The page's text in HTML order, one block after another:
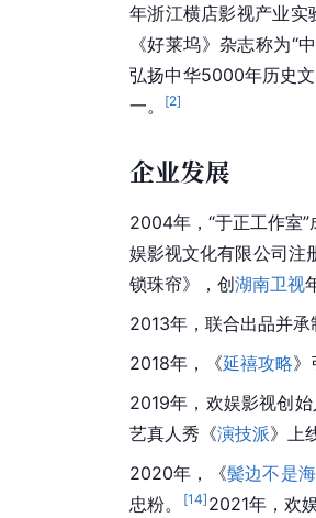
年浙江横店影视产业实
《好莱坞》杂志称为“
弘扬中华5000年历史
一。
[2]
企业发展
2004年，“于正工作室
娱影视文化有限公司注
锁珠帘》，创湖南卫视
2013年，联合出品并承
2018年，《延禧攻略》
2019年，欢娱影视创
艺真人秀《演技派》上
2020年，《鬓边不是
忠粉。
[14] 2021年，欢